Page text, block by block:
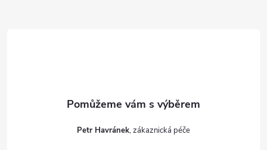
Petr Havránek